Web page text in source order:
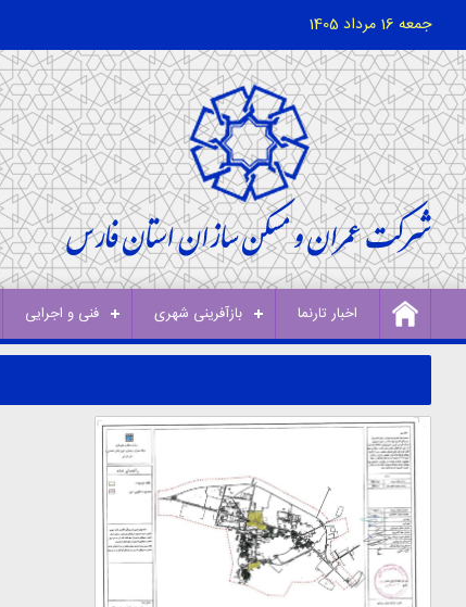
جمعه 16 مرداد 1405
اخبار تارنما بازآفرینی شهری فنی و اجرایی